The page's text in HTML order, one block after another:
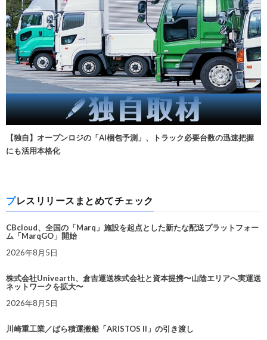
【独自】オープンロジの「AI梱包予測」、トラック必要台数の迅速把握
にも活用本格化
プレスリリースまとめてチェック
CBcloud、全国の「Marq」施設を起点とした新たな配送プラットフォー
ム「MarqGO」開始
2026年8月5日
株式会社Univearth、倉吉運送株式会社と資本提携〜山陰エリアへ実運送
ネットワークを拡大〜
2026年8月5日
川崎重工業／ばら積運搬船「ARISTOS II」の引き渡し